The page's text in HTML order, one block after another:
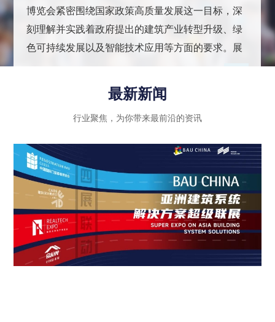
博览会紧密围绕国家政策高质量发展这一目标，深
刻理解并实践着政府提出的建筑产业转型升级、绿
色可持续发展以及智能技术应用等方面的要求。展
用，同时注重政策法规的引导和推动作用，进一步
推动建筑行业向高质量发展迈进。
最新新闻
行业聚焦，为你带来最前沿的资讯